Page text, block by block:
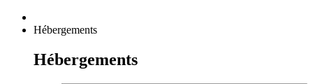
Hébergements
Hébergements